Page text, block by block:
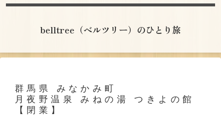
belltree（ベルツリー）のひとり旅
群馬県 みなかみ町
月夜野温泉 みねの湯 つきよの館
【閉業】